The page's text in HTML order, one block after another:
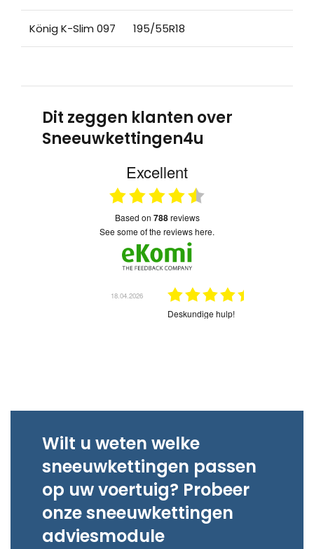
König K-Slim 097 195/55R18
Dit zeggen klanten over
Sneeuwkettingen4u
Excellent
based on 788reviews
see some of the reviews here.
18.04.2026
Deskundige hulp!
Wilt u weten welke
sneeuwkettingen passen
op uw voertuig? Probeer
onze sneeuwkettingen
adviesmodule